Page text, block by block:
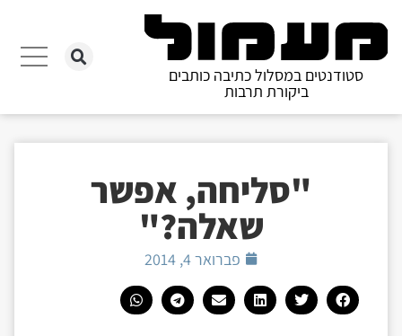
סטודנטים במסלול כתיבה כותבים
ביקורת תרבות
"סליחה, אפשר
שאלה?"
פברואר 4, 2014